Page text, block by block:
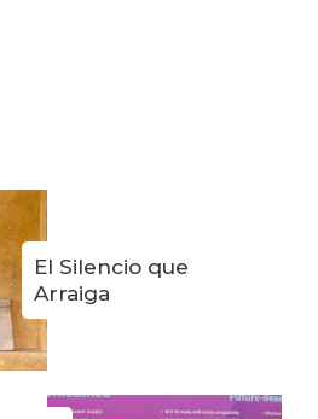
El Silencio que
Arraiga